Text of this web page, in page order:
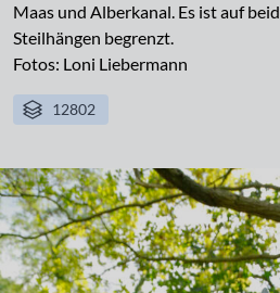
Maas und Alberkanal. Es ist auf
Steilhängen begrenzt.
Fotos: Loni Liebermann
12802